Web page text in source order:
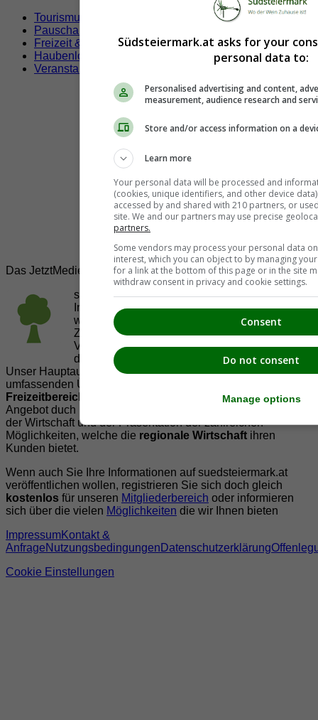
Tourismusverbände
Pauschalangebote
Freizeit & Sport
Haubenlokale
Veranstaltungen
Das JetztMedien.com Medien Netzwerk
suedsteiermark.at ist eine von vielen
Internetadressen derJetztMedien.com Medien,
welche es sich zur Aufgabe gemacht hat, in
Zusammenarbeit mit regionalen Firmen,
Vereinen und Institutionen dieVielfälltigkeit
der Region Südsteiermark zu präsentieren.
Unser Hauptaugenmerk liegt dabei, der Bevölkerung einen
umfassenden Überblick der Möglichkeiten im
Freizeitbereich
zu vermittelt. Abgerundet wird dieses
Angebot duch Informationen zur regionalen
der Wirtschaft und der Präsentation der zahlreichen
Möglichkeiten, welche die regionale Wirtschaft ihren
Kunden bietet.
Wenn auch Sie Ihre Informationen auf suedsteiermark.at
veröffentlichen wollen, registrieren Sie sich doch gleich
kostenlos für unseren Mitgliederbereich oder informieren
sich über die vielen Möglichkeiten die wir Ihnen bieten
ImpressumKontakt &
AnfrageNutzungsbedingungen Datenschutzerklärung
Cookie Einstellungen
Südsteiermark.at asks for your
personal data to:
Personalised advertising and content,
measurement, audience research and
Store and/or access information on a
Learn more
Your personal data will be processed and
(cookies, unique identifiers, and other device
accessed by and shared with 210 partners, or
site. We and our partners may use precise
partners.
Some vendors may process your personal data
interest, which you can object to by managing
for a link at the bottom of this page or in the site
withdraw consent in privacy and cookie settings.
Consent
Do not consent
Manage options